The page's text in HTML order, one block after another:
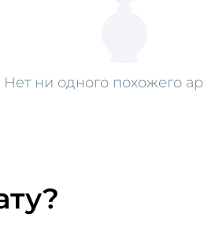
Нет ни одного похожего